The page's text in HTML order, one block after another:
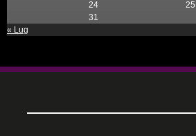
« Lug
24
25
31